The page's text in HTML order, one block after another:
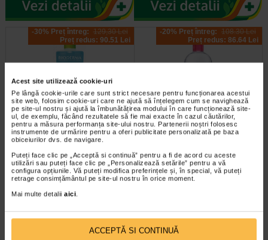
Acest site utilizează cookie-uri
Pe lângă cookie-urile care sunt strict necesare pentru funcționarea acestui
site web, folosim cookie-uri care ne ajută să înțelegem cum se navighează
pe site-ul nostru și ajută la îmbunătățirea modului în care funcționează site-
ul, de exemplu, făcând rezultatele să fie mai exacte în cazul căutărilor,
pentru a măsura performanța site-ului nostru. Partenerii noștri folosesc
instrumente de urmărire pentru a oferi publicitate personalizată pe baza
obiceiurilor dvs. de navigare.
Puteți face clic pe „Acceptă si continuă” pentru a fi de acord cu aceste
utilizări sau puteți face clic pe „Personalizează setările” pentru a vă
configura opțiunile. Vă puteți modifica preferințele și, în special, vă puteți
retrage consimțământul pe site-ul nostru în orice moment.
Mai multe detalii aici.
ACCEPTĂ SI CONTINUĂ
-30% Preț întreg: 129,30 Lei
Preț redus: 90.51 Lei
Sebium Gel Spumant pentru
curatarea tenului gras X 500 ml
Bioderma Sebium Gel Spumant
este solutia ideala pentru curatarea
tenului gras. Formula sa…
-20% Preț întreg: 108.30 Lei
Preț redus: 86.64 Lei
Bioderma Sensibio H2O
Solutie Micelara X 500 ml
Solutia Micelara Sensibio H2O de
la Bioderma este recomandata atat
pentru demachierea tenului cat si…
-40% Preț întreg: 77.90 Lei
-40% Preț întreg: